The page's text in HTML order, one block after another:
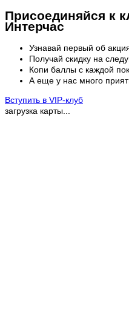
Присоединяйся к
Интерчас
Узнавай первый об
Получай скидку на
Копи баллы с каждой
А еще у нас много
Вступить в VIP-клуб
загрузка карты...